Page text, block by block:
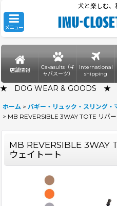
犬と楽しむ、
メニュー
店舗情報
Cavasuits（キ
ャバスーツ）
International
shipping
★ DOG WEAR & GOODS ★
ホーム > バギー・リュック・スリング・
> MB REVERSIBLE 3WAY TOTE リバ
MB REVERSIBLE 3WAY
ウェイトート